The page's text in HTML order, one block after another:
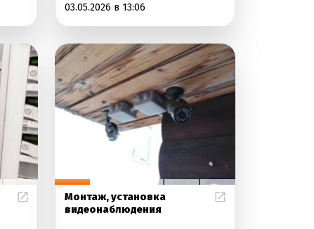
03.05.2026 в 13:06
Монтаж, установка
видеонаблюдения